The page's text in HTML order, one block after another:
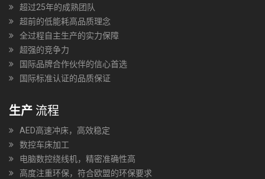
超过25年的成熟团队
超前的低能耗高品质理念
全过程自主生产的实力保障
超强的竞争力
国际品牌合作伙伴的信心首选
国际标准认证的品质保证
生产 流程
AED高速冲床，高效稳定
数控车床加工
电脑数控绕线机，精密准确性高
高度注重环保，符合欧盟的环保要求